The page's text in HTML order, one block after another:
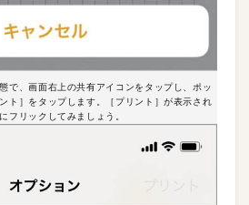
で、画面右上の共有アイコンをタップし、ポッ
ト］をタップします。［プリント］が表示され
フリックしてみましょう。